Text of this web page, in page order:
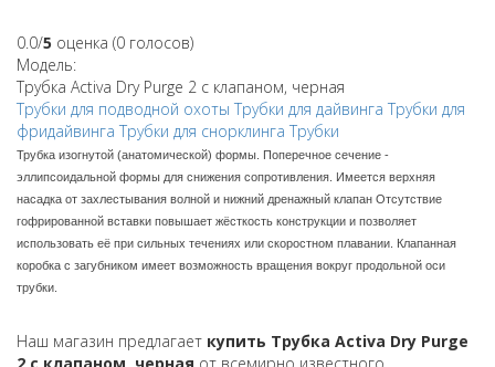
0.0/5 оценка (0 голосов)
Модель:
Трубка Activa Dry Purge 2 с клапаном, черная
Трубки для подводной охоты Трубки для дайвинга Трубки для
фридайвинга Трубки для снорклинга Трубки
Трубка изогнутой (анатомической) формы. Поперечное сечение -
эллипсоидальной формы для снижения сопротивления. Имеется верхняя
насадка от захлестывания волной и нижний дренажный клапан Отсутствие
гофрированной вставки повышает жёсткость конструкции и позволяет
использовать её при сильных течениях или скоростном плавании. Клапанная
коробка с загубником имеет возможность вращения вокруг продольной оси
трубки.
Наш магазин предлагает купить Трубка Activa Dry Purge